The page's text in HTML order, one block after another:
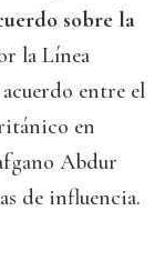
sobre la
la Línea
entre el
en
Abdur
de influencia.